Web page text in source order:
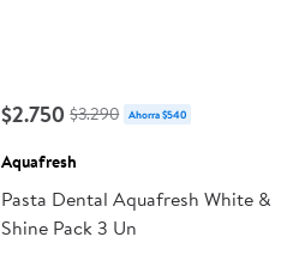
$2.750 $3.290 Ahorra $540
Aquafresh
Pasta Dental Aquafresh White &
Shine Pack 3 Un